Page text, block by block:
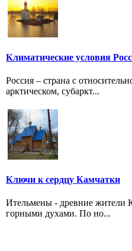
Климатические условия
Россия – страна с
арктическом, субаркт...
Ключи к сердцу Камчатки
Ительмены - древние жители
горными духами. По но...